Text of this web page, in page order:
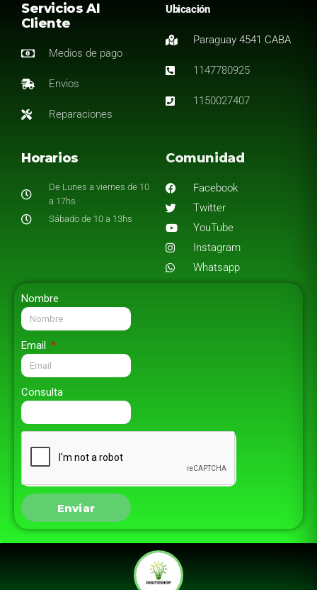
Servicios Al
Cliente
Medios de pago
Envios
Reparaciones
Ubicación
Paraguay 4541 CABA
1147780925
1150027407
Horarios
De Lunes a viernes de 10
a 17hs
Sábado de 10 a 13hs
Comunidad
Facebook
Twitter
YouTube
Instagram
Whatsapp
Nombre
Email
Consulta
Enviar